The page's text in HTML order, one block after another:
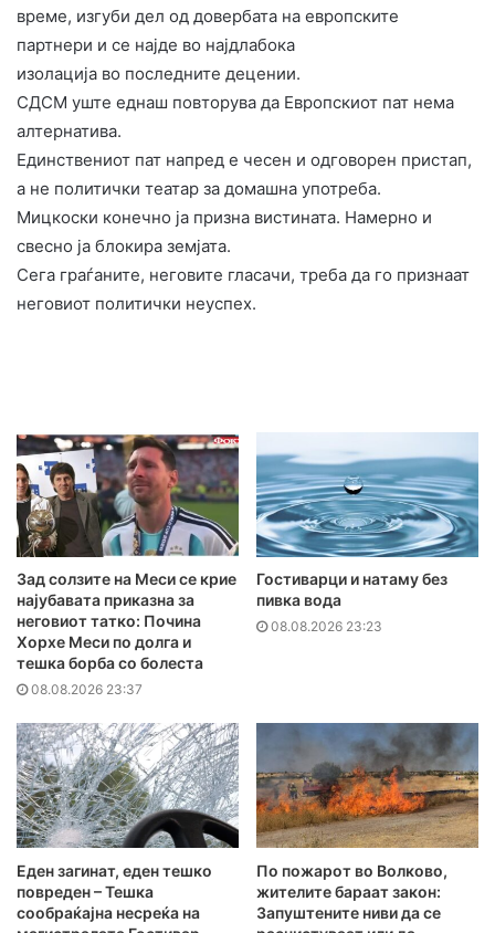
време, изгуби дел од довербата на европските
партнери и се најде во најдлабока
изолација во последните децении.
СДСМ уште еднаш повторува да Европскиот пат нема
алтернатива.
Единствениот пат напред е чесен и одговорен пристап,
а не политички театар за домашна употреба.
Мицкоски конечно ја призна вистината. Намерно и
свесно ја блокира земјата.
Сега граѓаните, неговите гласачи, треба да го признаат
неговиот политички неуспех.
Зад солзите на Меси се крие
најубавата приказна за
неговиот татко: Почина
Хорхе Меси по долга и
тешка борба со болеста
08.08.2026 23:37
Гостиварци и натаму без
пивка вода
08.08.2026 23:23
Еден загинат, еден тешко
повреден – Тешка
сообраќајна несреќа на
По пожарот во Волково,
жителите бараат закон:
Запуштените ниви да се